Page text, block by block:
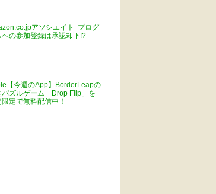
アソシエイト･プログ
への参加登録は承認却下!?
【今週のApp】BorderLeapの
パズルゲーム「Drop Flip」を
定で無料配信中！